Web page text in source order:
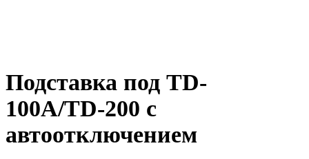
Подставка под TD-
100A/TD-200 с
автоотключением